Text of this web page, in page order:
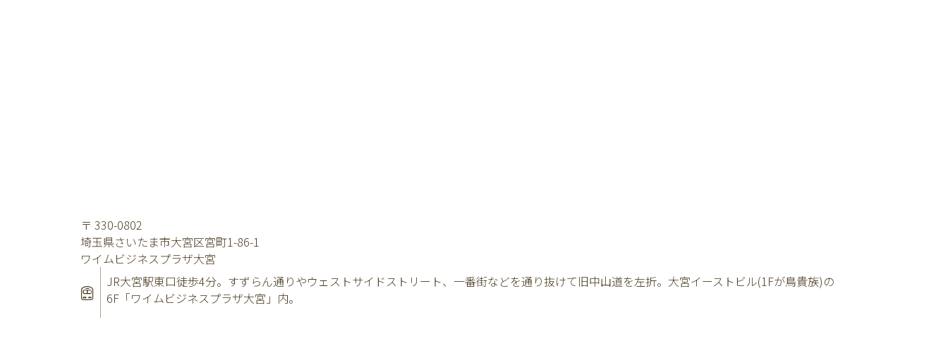
〒 330-0802
埼玉県さいたま市大宮区宮町1-86-1
ワイムビジネスプラザ大宮
JR大宮駅東口徒歩4分。すずらん通りやウェストサイドストリート、一番街などを通り抜けて旧中山道を左折。大宮イーストビル(1Fが鳥貴族)の
6F「ワイムビジネスプラザ大宮」内。